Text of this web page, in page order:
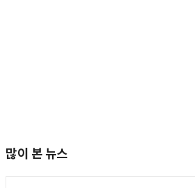
많이 본 뉴스